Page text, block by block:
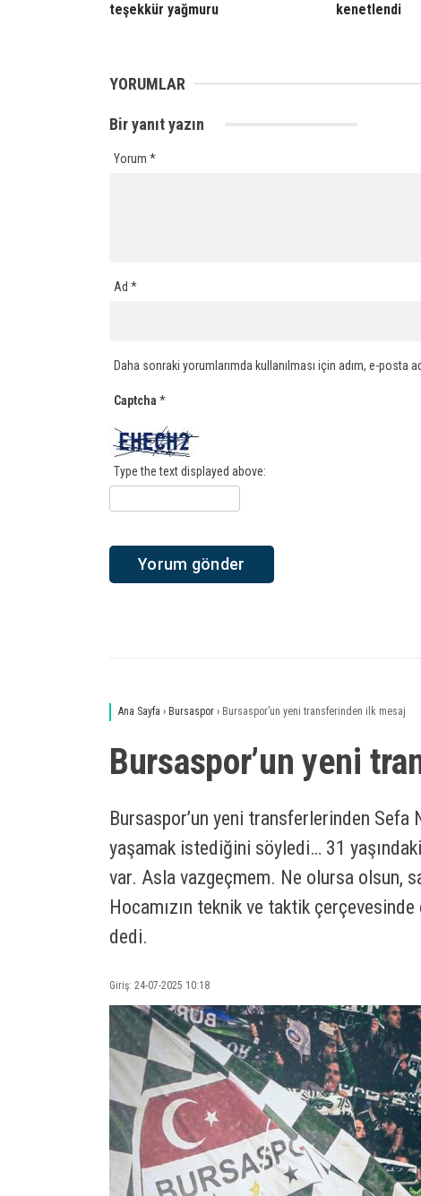
teşekkür yağmuru
kenetlendi
YORUMLAR
Bir yanıt yazın
Yorum *
Ad *
Daha sonraki yorumlarımda kullanılması için adım, e-posta
Captcha *
Type the text displayed above:
Ana Sayfa › Bursaspor › Bursaspor’un yeni transferinden ilk mesaj
Bursaspor’un yeni
Bursaspor’un yeni transferlerinden
yaşamak istediğini söyledi… 31
var. Asla vazgeçmem. Ne olursa olsun,
Hocamızın teknik ve taktik
dedi.
Giriş: 24-07-2025 10:18